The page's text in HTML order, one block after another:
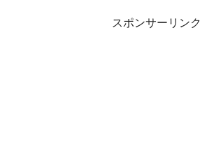
スポンサーリンク